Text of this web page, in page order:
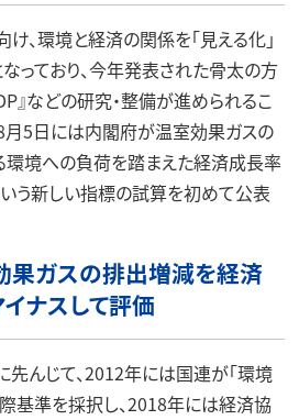
、環境と経済の関係を「見える化」
っており、今年発表された骨太の方
』などの研究・整備が進められるこ
8月5日には内閣府が温室効果ガスの
境への負荷を踏まえた経済成長率
いう新しい指標の試算を初めて公表
果ガスの排出増減を経済
ナスして評価
んじて、2012年には国連が「環境
基準を採択し、2018年には経済協